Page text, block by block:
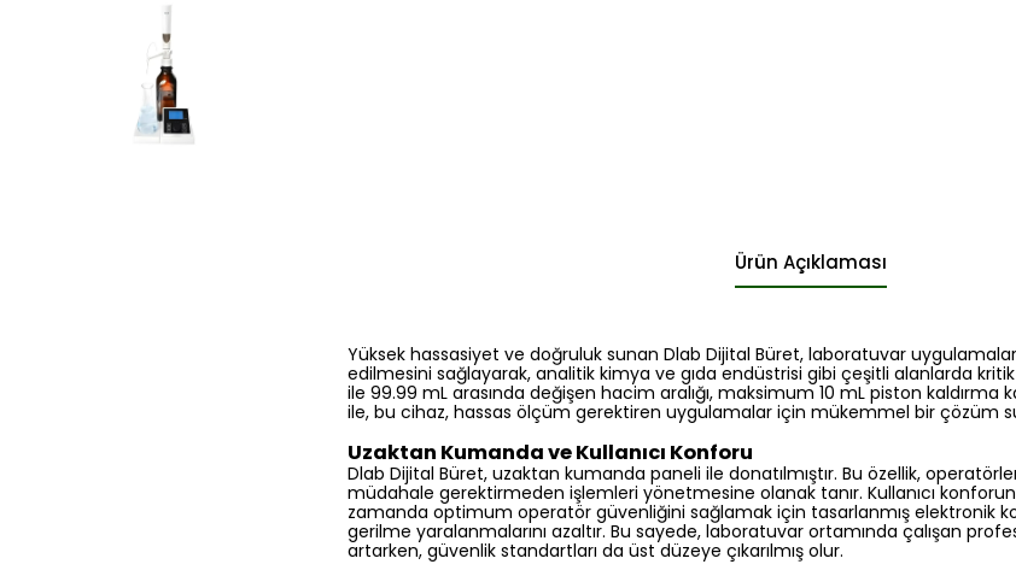
Ürün Açıklaması
Yüksek hassasiyet ve doğruluk sunan Dlab Dijital Büret, laboratuvar
edilmesini sağlayarak, analitik kimya ve gıda endüstrisi gibi çeşitli alanlarda
ile 99.99 mL arasında değişen hacim aralığı, maksimum 10 mL piston kaldırma
ile, bu cihaz, hassas ölçüm gerektiren uygulamalar için mükemmel bir çözüm
Uzaktan Kumanda ve Kullanıcı Konforu
Dlab Dijital Büret, uzaktan kumanda paneli ile donatılmıştır. Bu özellik,
müdahale gerektirmeden işlemleri yönetmesine olanak tanır. Kullanıcı
zamanda optimum operatör güvenliğini sağlamak için tasarlanmış elektronik
gerilme yaralanmalarını azaltır. Bu sayede, laboratuvar ortamında çalışan
artarken, güvenlik standartları da üst düzeye çıkarılmış olur.